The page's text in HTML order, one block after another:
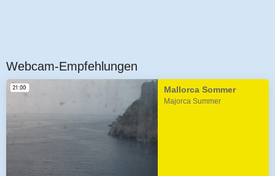
Webcam-Empfehlungen
Mallorca Sommer
Majorca Summer